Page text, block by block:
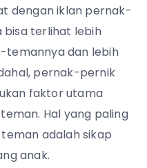
dengan iklan pernak-
bisa terlihat lebih
temannya dan lebih
pernak-pernik
faktor utama
Hal yang paling
adalah sikap
anak.